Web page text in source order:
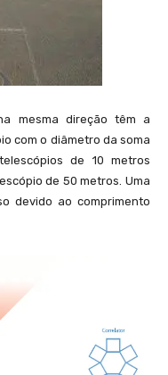
mesma direção têm a
com o diâmetro da soma
de 10 metros
de 50 metros. Uma
devido ao comprimento